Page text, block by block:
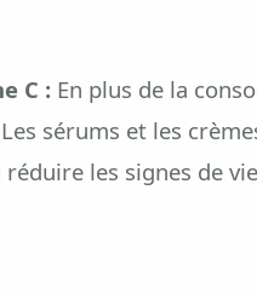
C : En plus de la
sérums et les
les signes de